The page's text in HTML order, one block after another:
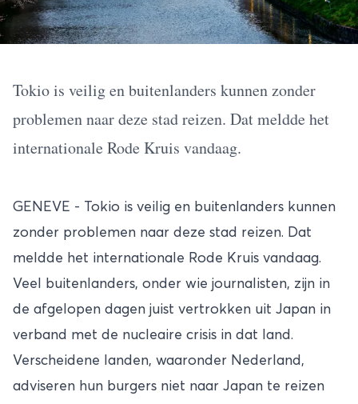
Tokio is veilig en buitenlanders kunnen zonder
problemen naar deze stad reizen. Dat meldde het
internationale Rode Kruis vandaag.
GENEVE - Tokio is veilig en buitenlanders kunnen
zonder problemen naar deze stad reizen. Dat
meldde het internationale Rode Kruis vandaag.
Veel buitenlanders, onder wie journalisten, zijn in
de afgelopen dagen juist vertrokken uit Japan in
verband met de nucleaire crisis in dat land.
Verscheidene landen, waaronder Nederland,
adviseren hun burgers niet naar Japan te reizen